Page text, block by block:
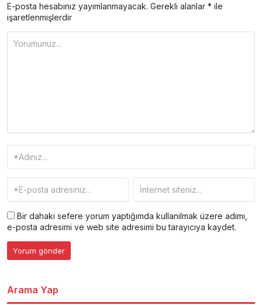
E-posta hesabınız yayımlanmayacak. Gerekli alanlar * ile
işaretlenmişlerdir
Bir dahaki sefere yorum yaptığımda kullanılmak üzere adımı,
e-posta adresimi ve web site adresimi bu tarayıcıya kaydet.
Arama Yap